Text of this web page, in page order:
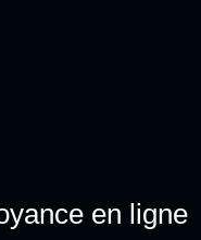
en ligne